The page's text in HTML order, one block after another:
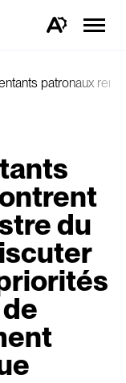
Ouvrez
d'accessibilité.
la
patronaux
du